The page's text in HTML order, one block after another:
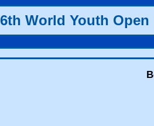
6th World Youth